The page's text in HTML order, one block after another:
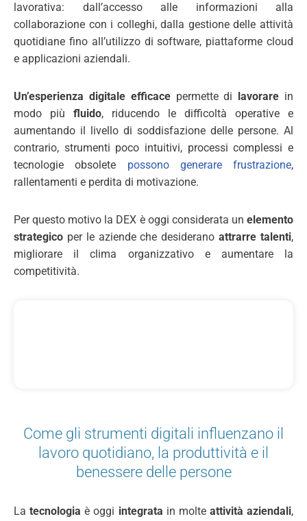
lavorativa: dall’accesso alle informazioni alla
collaborazione con i colleghi, dalla gestione delle attività
quotidiane fino all’utilizzo di software, piattaforme cloud
e applicazioni aziendali.
Un’esperienza digitale efficace permette di lavorare in
modo più fluido, riducendo le difficoltà operative e
aumentando il livello di soddisfazione delle persone. Al
contrario, strumenti poco intuitivi, processi complessi e
tecnologie obsolete possono generare frustrazione,
rallentamenti e perdita di motivazione.
Per questo motivo la DEX è oggi considerata un elemento
strategico per le aziende che desideranoattrarre talenti,
migliorare il clima organizzativo e aumentare la
competitività.
Come gli strumenti digitali influenzano il
lavoro quotidiano, la produttività e il
benessere delle persone
Latecnologiaè oggi integrata in molte attività aziendali,